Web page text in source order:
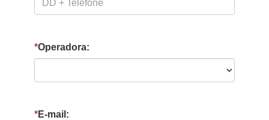
*Operadora:
*E-mail: